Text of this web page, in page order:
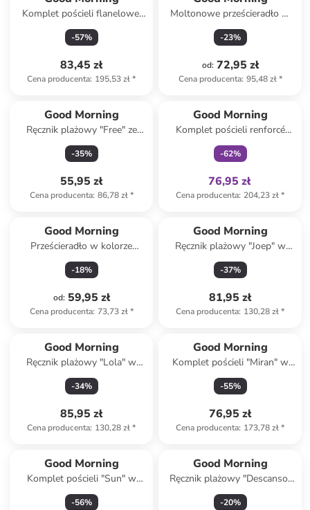
Komplet pościeli flanelowej
"Care" w kolorze błękitno-
białym
-57%
83,45 zł
Cena producenta: 195,53 zł*
Moltonowe prześcieradło w
kolorze białym na gumce
-23%
od: 72,95 zł
Cena producenta: 95,48 zł*
Good Morning
Ręcznik plażowy "Free" ze
wzorem
-35%
55,95 zł
Cena producenta: 86,78 zł*
Good Morning
Komplet pościeli renforcé
"Tiger" w kolorze żółto-
jasnobrązowym
-62%
76,95 zł
Cena producenta: 204,23 zł*
Good Morning
Prześcieradło w kolorze
jasnoróżowym na gumce
-18%
od: 59,95 zł
Cena producenta: 73,73 zł*
Good Morning
Ręcznik plażowy "Joep" w
kolorze zielono-żółtym
-37%
81,95 zł
Cena producenta: 130,28 zł*
Good Morning
Ręcznik plażowy "Lola" w
kolorze szaroróżowo-białym
-34%
85,95 zł
Cena producenta: 130,28 zł*
Good Morning
Komplet pościeli "Miran" w
kolorze beżowym
-55%
76,95 zł
Cena producenta: 173,78 zł*
Good Morning
Komplet pościeli "Sun" w
kolorze błękitno-żółtym
-56%
Good Morning
Ręcznik plażowy "Descanso"
w kolorze kremowo-zielonym
-20%